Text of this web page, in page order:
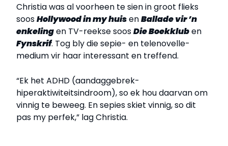
Christia was al voorheen te sien in groot flieks
soosHollywood in my huisenBallade vir ’n
enkelingen TV-reekse soosDie Boekkluben
Fynskrif. Tog bly die sepie- en telenovelle-
medium vir haar interessant en treffend.
“Ek het ADHD (aandaggebrek-
hiperaktiwiteitsindroom), so ek hou daarvan om
vinnig te beweeg. En sepies skiet vinnig, so dit
pas my perfek,” lag Christia.